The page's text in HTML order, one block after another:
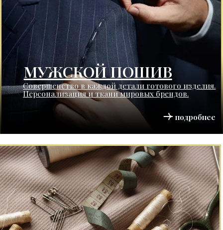
Персонализация и ткани мировых брендов.
подробнее
LookBook мужского гардероба от
стилиста салона Suit Factory
МУЖСКОЙ КАТАЛОГ
подробнее